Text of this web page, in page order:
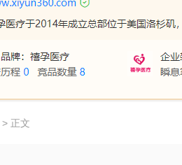
> 正文